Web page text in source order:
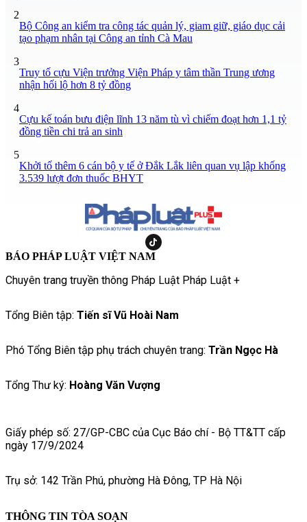
2
Bộ Công an kiểm tra công tác quản lý, giam giữ, giáo dục cải
tạo phạm nhân tại Công an tỉnh Cà Mau
3
Truy tố cựu Viện trưởng Viện Pháp y tâm thần Trung ương
nhận hối lộ hơn 8 tỷ đồng
4
Cựu kế toán bưu điện lĩnh 13 năm tù vì chiếm đoạt hơn 1,1 tỷ
đồng tiền chi trả an sinh
5
Khởi tố thêm 6 cán bộ y tế ở Đắk Lắk liên quan vụ lập khống
3.539 lượt đơn thuốc BHYT
BÁO PHÁP LUẬT VIỆT NAM
Chuyên trang truyền thông Pháp Luật Pháp Luật +
Tổng Biên tập: Tiến sĩ Vũ Hoài Nam
Phó Tổng Biên tập phụ trách chuyên trang: Trần Ngọc Hà
Tổng Thư ký: Hoàng Văn Vượng
Giấy phép số: 27/GP-CBC của Cục Báo chí - Bộ TT&TT cấp
ngày 17/9/2024
Trụ sở: 142 Trần Phú, phường Hà Đông, TP Hà Nội
THÔNG TIN TÒA SOẠN